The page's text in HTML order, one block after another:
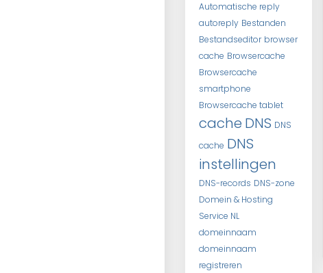
Automatische reply
autoreply Bestanden
Bestandseditor browser
cache Browsercache
Browsercache
smartphone
Browsercache tablet
cache DNS DNS
cache DNS
instellingen
DNS-records DNS-zone
Domein & Hosting
Service NL
domeinnaam
domeinnaam
registreren